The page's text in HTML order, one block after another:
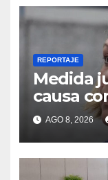
REPORTAJE
Medida
causa
AGO 8, 2026